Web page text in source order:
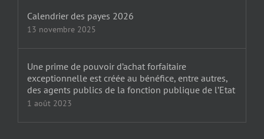
Calendrier des payes 2026
13 novembre 2025
Une prime de pouvoir d’achat forfaitaire
exceptionnelle est créée au bénéfice, entre autres,
des agents publics de la fonction publique de l’Etat
1 août 2023